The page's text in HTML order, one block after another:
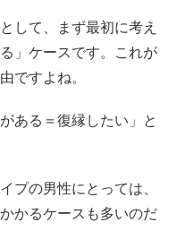
して、まず最初に考え
」ケースです。これが
ですよね。
ある＝復縁したい」と
プの男性にとっては、
かるケースも多いのだ